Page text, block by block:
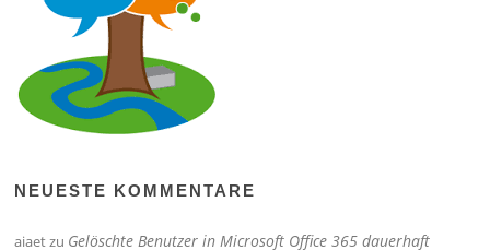
NEUESTE KOMMENTARE
aiaetzu Gelöschte Benutzer in Microsoft Office 365 dauerhaft